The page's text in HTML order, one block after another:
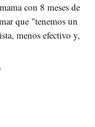
con 8 meses de
que "tenemos un
menos efectivo y,